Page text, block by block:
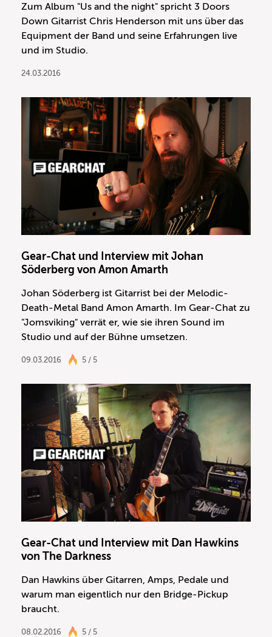
Zum Album "Us and the night" spricht 3 Doors
Down Gitarrist Chris Henderson mit uns über das
Equipment der Band und seine Erfahrungen live
und im Studio.
24.03.2016
Gear-Chat und Interview mit Johan
Söderberg von Amon Amarth
Johan Söderberg ist Gitarrist bei der Melodic-
Death-Metal Band Amon Amarth. Im Gear-Chat zu
"Jomsviking" verrät er, wie sie ihren Sound im
Studio und auf der Bühne umsetzen.
09.03.2016 5 / 5
Gear-Chat und Interview mit Dan Hawkins
von The Darkness
Dan Hawkins über Gitarren, Amps, Pedale und
warum man eigentlich nur den Bridge-Pickup
braucht.
08.02.2016 5 / 5